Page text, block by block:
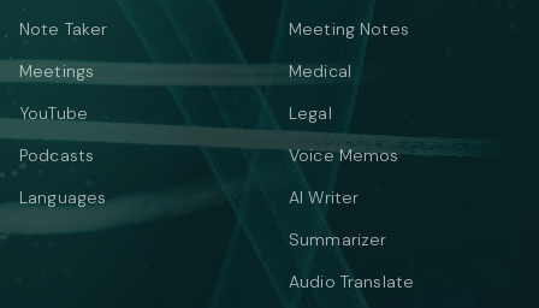
Note Taker
Meetings
YouTube
Podcasts
Languages
Meeting Notes
Medical
Legal
Voice Memos
AI Writer
Summarizer
Audio Translate